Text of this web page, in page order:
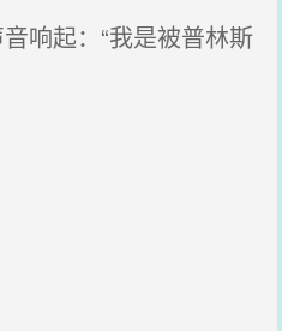
响起：“我是被普林斯